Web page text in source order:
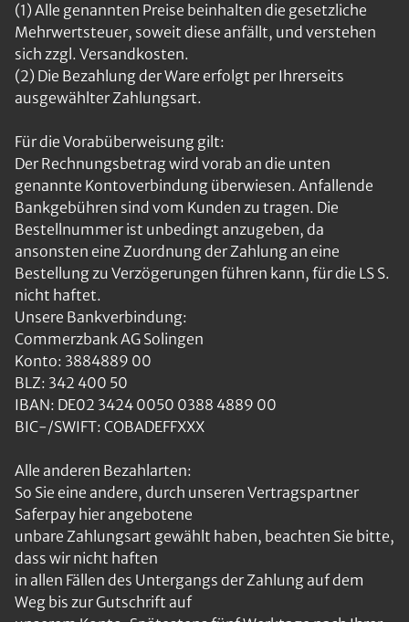
(1) Alle genannten Preise beinhalten die gesetzliche
Mehrwertsteuer, soweit diese anfällt, und verstehen
sich zzgl. Versandkosten.
(2) Die Bezahlung der Ware erfolgt per Ihrerseits
ausgewählter Zahlungsart.
Für die Vorabüberweisung gilt:
Der Rechnungsbetrag wird vorab an die unten
genannte Kontoverbindung überwiesen. Anfallende
Bankgebühren sind vom Kunden zu tragen. Die
Bestellnummer ist unbedingt anzugeben, da
ansonsten eine Zuordnung der Zahlung an eine
Bestellung zu Verzögerungen führen kann, für die LS S.
nicht haftet.
Unsere Bankverbindung:
Commerzbank AG Solingen
Konto: 3884889 00
BLZ: 342 400 50
IBAN: DE02 3424 0050 0388 4889 00
BIC-/SWIFT: COBADEFFXXX
Alle anderen Bezahlarten:
So Sie eine andere, durch unseren Vertragspartner
Saferpay hier angebotene
unbare Zahlungsart gewählt haben, beachten Sie bitte,
dass wir nicht haften
in allen Fällen des Untergangs der Zahlung auf dem
Weg bis zur Gutschrift auf